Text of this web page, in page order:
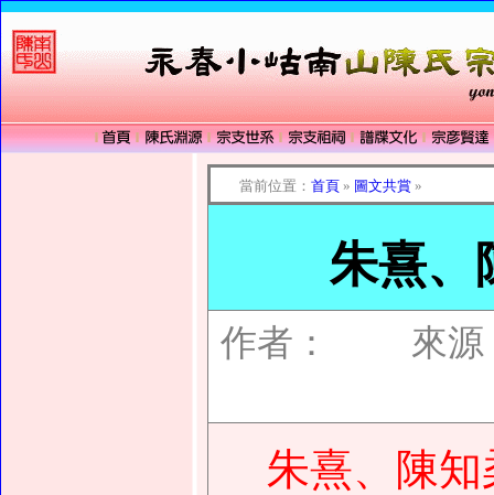
當前位置：首頁 » 圖文共賞 »
朱熹、
作者 ： 來源
朱熹、陳